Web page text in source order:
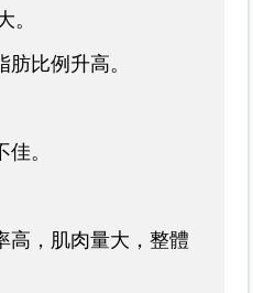
。
比例升高。
。
高，肌肉量大，整體